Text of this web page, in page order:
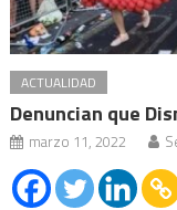
ACTUALIDAD
Denuncian que
marzo 11, 2022